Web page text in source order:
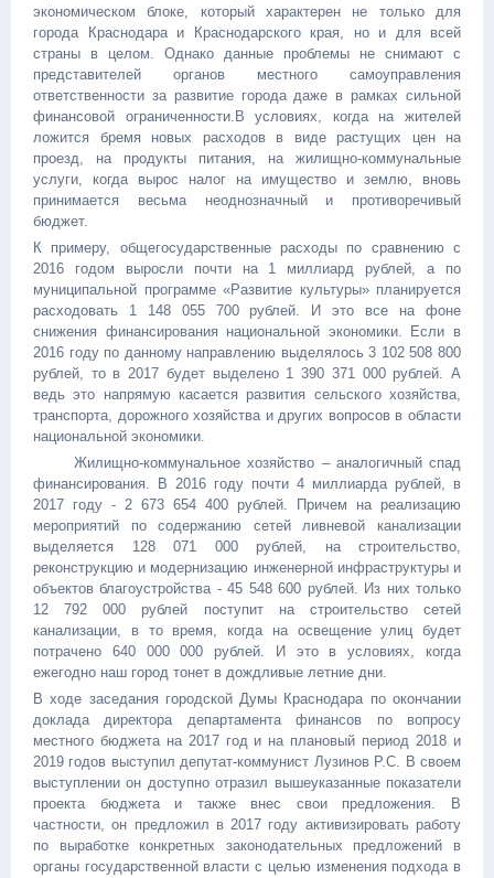
экономическом блоке, который характерен не только для
города Краснодара и Краснодарского края, но и для всей
страны в целом. Однако данные проблемы не снимают с
представителей органов местного самоуправления
ответственности за развитие города даже в рамках сильной
финансовой ограниченности.В условиях, когда на жителей
ложится бремя новых расходов в виде растущих цен на
проезд, на продукты питания, на жилищно-коммунальные
услуги, когда вырос налог на имущество и землю, вновь
принимается весьма неоднозначный и противоречивый
бюджет.
К примеру, общегосударственные расходы по сравнению с
2016 годом выросли почти на 1 миллиард рублей, а по
муниципальной программе «Развитие культуры» планируется
расходовать 1 148 055 700 рублей. И это все на фоне
снижения финансирования национальной экономики. Если в
2016 году по данному направлению выделялось 3 102 508 800
рублей, то в 2017 будет выделено 1 390 371 000 рублей. А
ведь это напрямую касается развития сельского хозяйства,
транспорта, дорожного хозяйства и других вопросов в области
национальной экономики.
Жилищно-коммунальное хозяйство – аналогичный спад
финансирования. В 2016 году почти 4 миллиарда рублей, в
2017 году - 2 673 654 400 рублей. Причем на реализацию
мероприятий по содержанию сетей ливневой канализации
выделяется 128 071 000 рублей, на строительство,
реконструкцию и модернизацию инженерной инфраструктуры и
объектов благоустройства - 45 548 600 рублей. Из них только
12 792 000 рублей поступит на строительство сетей
канализации, в то время, когда на освещение улиц будет
потрачено 640 000 000 рублей. И это в условиях, когда
ежегодно наш город тонет в дождливые летние дни.
В ходе заседания городской Думы Краснодара по окончании
доклада директора департамента финансов по вопросу
местного бюджета на 2017 год и на плановый период 2018 и
2019 годов выступил депутат-коммунист Лузинов Р.С. В своем
выступлении он доступно отразил вышеуказанные показатели
проекта бюджета и также внес свои предложения. В
частности, он предложил в 2017 году активизировать работу
по выработке конкретных законодательных предложений в
органы государственной власти с целью изменения подхода в